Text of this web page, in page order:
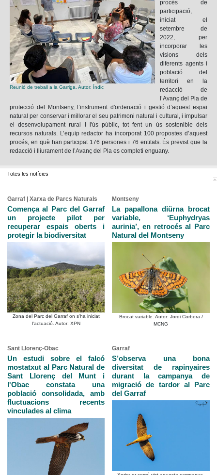
Reunió de treball a la Garriga. Autor: Índic
procés de
participació,
iniciat el
setembre de
2022, per
incorporar les
visions dels
diferents agents i
població del
territori en la
redacció de
l’Avanç del Pla de
protecció del Montseny, l’instrument d'ordenació i gestió d’aquest espai
natural per conservar i millorar el seu patrimoni natural i cultural, i impulsar
el desenvolupament rural i l'ús públic, tot fent un ús sostenible dels
recursos naturals. L’equip redactor ha incorporat 100 propostes d’aquest
procés, en què han participat 176 persones i 76 entitats. És previst que la
redacció i lliurament de l’Avanç del Pla es completi enguany.
Totes les notícies
Garraf | Xarxa de Parcs Naturals
Comença al Parc del Garraf
un projecte pilot per
recuperar espais oberts i
protegir la biodiversitat
Zona del Parc del Garraf on s'ha iniciat
l'actuació. Autor: XPN
Montseny
La papallona diürna brocat
variable, ‘Euphydryas
aurinia’, en retrocés al Parc
Natural del Montseny
Brocat variable. Autor: Jordi Corbera /
MCNG
Sant Llorenç-Obac
Un estudi sobre el falcó
mostatxut al Parc Natural de
Sant Llorenç del Munt i
l'Obac constata una
població consolidada, amb
fluctuacions recents
vinculades al clima
Garraf
S’observa una bona
diversitat de rapinyaires
durant la campanya de
migració de tardor al Parc
del Garraf